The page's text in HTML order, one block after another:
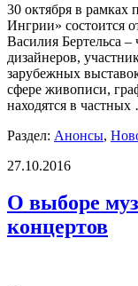
30 октября в рамках
Ингрии» состоится
Василия Бертельса
дизайнеров,
зарубежных
сфере живописи,
находятся в
Раздел: Анонсы,
27.10.2016
О выборе
концертов